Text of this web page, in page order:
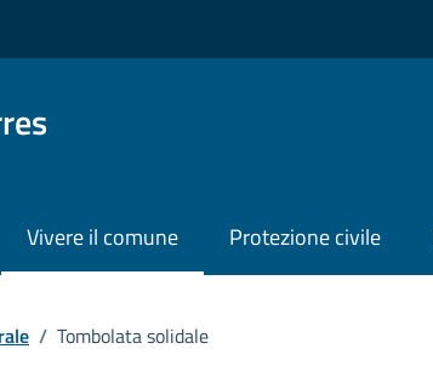
Vivere il comune Protezione civile
/ Tombolata solidale